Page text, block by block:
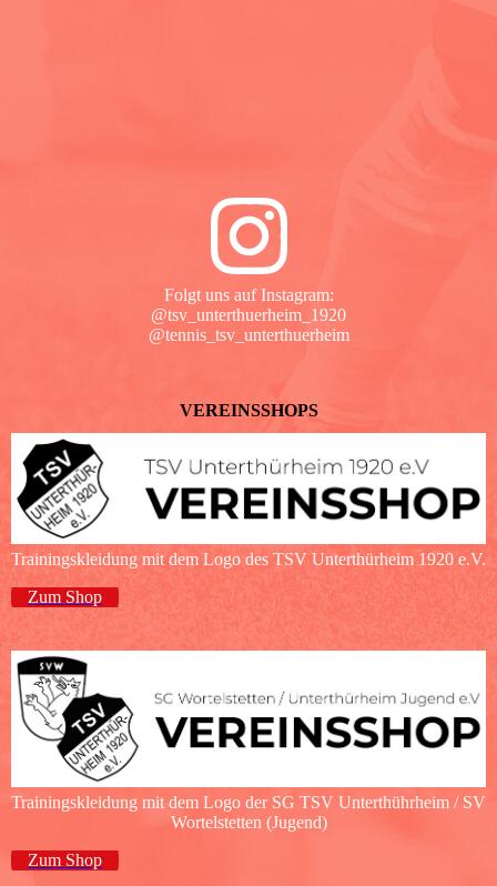
Folgt uns auf Instagram:
@tsv_unterthuerheim_1920
@tennis_tsv_unterthuerheim
VEREINSSHOPS
Trainingskleidung mit dem Logo des TSV Unterthürheim 1920 e.V.
Zum Shop
Trainingskleidung mit dem Logo der SG TSV Unterthührheim / SV
Wortelstetten (Jugend)
Zum Shop